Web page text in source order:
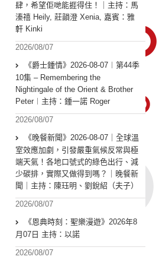
肆，希望佢哋能捱得住！｜主持：馬
溱禧 Heily, 莊韻澄 Xenia, 嘉賓：雅
軒 Kinki
2026/08/07
《爵士鍾情》2026-08-07︱第44季
10集 – Remembering the
Nightingale of the Orient & Brother
Peter︱主持：鍾一諾 Roger
2026/08/07
《晚餐新聞》2026-08-07｜全球溫
室效應加劇，引發嚴重氣候反常與極
端天氣！各地口號式的綠色出行、減
少碳排，實際又做得到嗎？｜晚餐新
聞｜主持：陳珏明、劉銳紹（夫子）
2026/08/07
《恩典時刻：聖樂漫遊》2026年8
月07日 主持：以諾
2026/08/07